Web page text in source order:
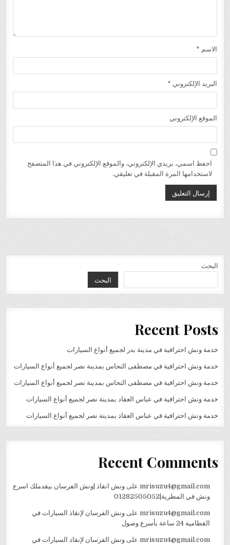
الاسم *
البريد الإلكتروني *
الموقع الإلكتروني
احفظ اسمي، بريدي الإلكتروني، والموقع الإلكتروني في هذا المتصفح
لاستخدامها المرة المقبلة في تعليقي.
البحث
البحث
Recent Posts
خدمة ونش احترافية في مدينة بدر لجميع أنواع السيارات
خدمة ونش احترافية في مصطفى النحاس بمدينة نصر لجميع أنواع السيارات
خدمة ونش احترافية في مصطفى النحاس بمدينة نصر لجميع أنواع السيارات
خدمة ونش احترافية في عباس العقاد بمدينة نصر لجميع أنواع السيارات
خدمة ونش احترافية في عباس العقاد بمدينة نصر لجميع أنواع السيارات
Recent Comments
mrisuzu4@gmail.comعلى ونش انقاذ |ونش الفرسان بيقدملك اسرع
ونش في المطرية|01282505052
mrisuzu4@gmail.comعلى ونش الفرسان لإنقاذ السيارات في
القطامية 24 ساعة بأسرع وصول
mrisuzu4@gmail.comعلى ونش الفرسان لإنقاذ السيارات في